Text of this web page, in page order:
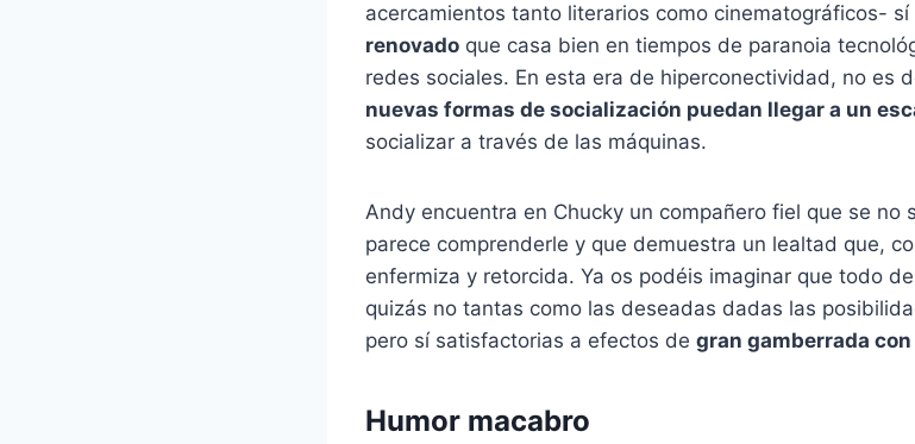
acercamientos tanto literarios como cinematográficos-
renovado que casa bien en tiempos de paranoia
redes sociales. En esta era de hiperconectividad, no es
nuevas formas de socialización puedan llegar a un
socializar a través de las máquinas.
Andy encuentra en Chucky un compañero fiel que se no
parece comprenderle y que demuestra un lealtad que,
enfermiza y retorcida. Ya os podéis imaginar que todo
quizás no tantas como las deseadas dadas las
pero sí satisfactorias a efectos de gran gamberrada
Humor macabro